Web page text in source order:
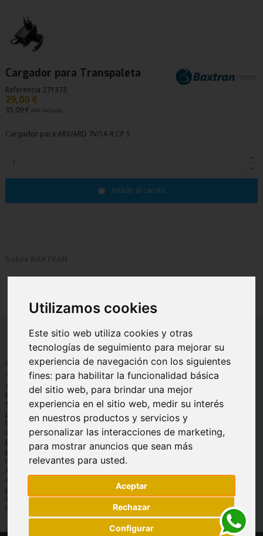
Utilizamos cookies
Este sitio web utiliza cookies y otras
tecnologías de seguimiento para mejorar su
experiencia de navegación con los siguientes
fines: para habilitar la funcionalidad básica
del sitio web, para brindar una mejor
experiencia en el sitio web, medir su interés
en nuestros productos y servicios y
personalizar las interacciones de marketing,
para mostrar anuncios que sean más
relevantes para usted.
Aceptar
Rechazar
Configurar
Cargador para Transpaleta
Referencia 271373
29,00 €
35,09 € IVA incluido
Cargador para ARX/ARD 7V/1A R CP S
Añadir al carrito
Tu tienda Online
de basculas y
balanzas.
Soluciones de
pesaje para
todos los
sectores.
Expertos en
pesaje, 30 años
nos avalan.
Amplio
catálogo de
productos,
consulta por
marcas.
INFORMACIÓN
Quienes
somos
Envíos y
devoluciones
Formas de
pago
AYUDA
Preguntas
Servicio
técnico
Garantía
INFORMACIÓN
LEGAL
venta
Protección de
datos